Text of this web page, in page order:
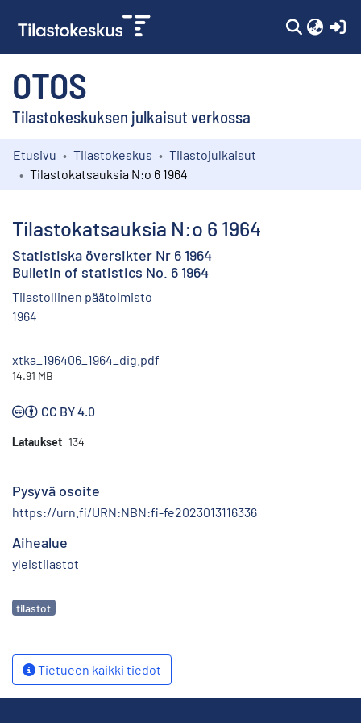
OTOS
Tilastokeskuksen julkaisut verkossa
Kokoelmat
Etusivu Tilastokeskus
Tilastojulkaisut
Tilastokatsauksia N:o 6 1964
Tilastokatsauksia N:o 6 1964
Statistiska översikter Nr 6 1964
Bulletin of statistics No. 6 1964
Tilastollinen päätoimisto
1964
xtka_196406_1964_dig.pdf
14.91 MB
CC BY 4.0
Lataukset 134
Pysyvä osoite
https://urn.fi/URN:NBN:fi-fe2023013116336
Aihealue
yleistilastot
Avainsanat
tilastot
Tietueen kaikki tiedot